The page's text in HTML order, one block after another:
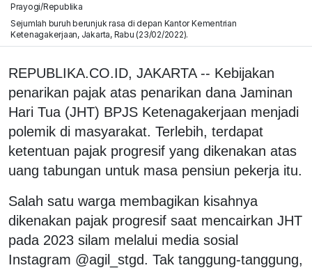
Prayogi/Republika
Sejumlah buruh berunjuk rasa di depan Kantor Kementrian
Ketenagakerjaan, Jakarta, Rabu (23/02/2022).
REPUBLIKA.CO.ID, JAKARTA -- Kebijakan
penarikan pajak atas penarikan dana Jaminan
Hari Tua (JHT) BPJS Ketenagakerjaan menjadi
polemik di masyarakat. Terlebih, terdapat
ketentuan pajak progresif yang dikenakan atas
uang tabungan untuk masa pensiun pekerja itu.
Salah satu warga membagikan kisahnya
dikenakan pajak progresif saat mencairkan JHT
pada 2023 silam melalui media sosial
Instagram @agil_stgd. Tak tanggung-tanggung,